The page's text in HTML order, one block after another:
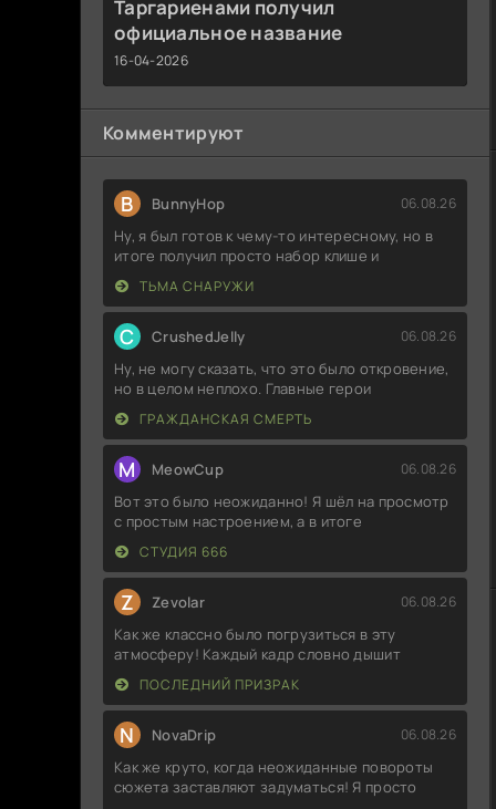
Таргариенами получил
официальное название
16-04-2026
Комментируют
B BunnyHop 06.08.26
Ну, я был готов к чему-то интересному, но в
итоге получил просто набор клише и
ТЬМА СНАРУЖИ
C CrushedJelly 06.08.26
Ну, не могу сказать, что это было откровение,
но в целом неплохо. Главные герои
ГРАЖДАНСКАЯ СМЕРТЬ
M MeowCup 06.08.26
Вот это было неожиданно! Я шёл на просмотр
с простым настроением, а в итоге
СТУДИЯ 666
Z Zevolar 06.08.26
Как же классно было погрузиться в эту
атмосферу! Каждый кадр словно дышит
ПОСЛЕДНИЙ ПРИЗРАК
N NovaDrip 06.08.26
Как же круто, когда неожиданные повороты
сюжета заставляют задуматься! Я просто